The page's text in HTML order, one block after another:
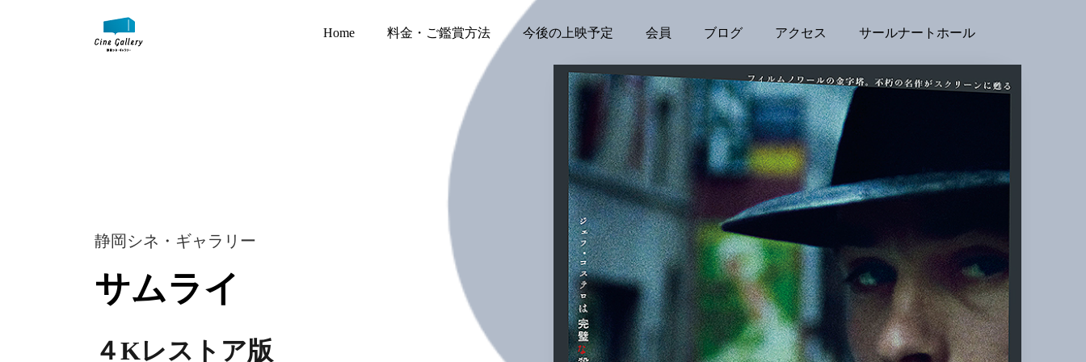
Home 料金・ご鑑賞方法 今後の上映予定 会員 ブログ アクセス サールナートホール
静岡シネ・ギャラリー
サムライ
４Kレストア版